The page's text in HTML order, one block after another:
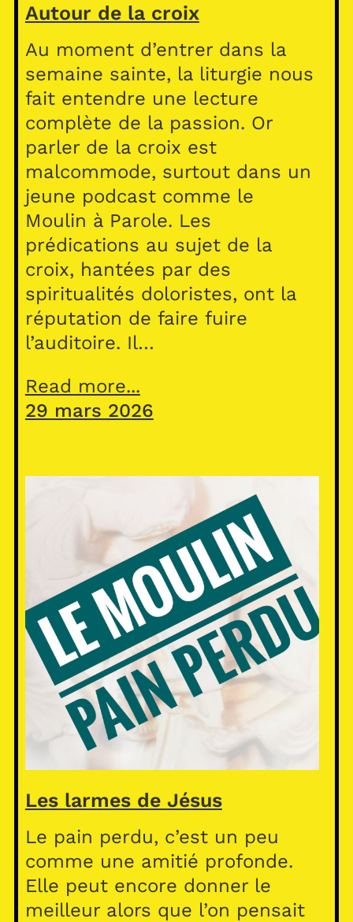
Autour de la croix
Au moment d’entrer dans la
semaine sainte, la liturgie nous
fait entendre une lecture
complète de la passion. Or
parler de la croix est
malcommode, surtout dans un
jeune podcast comme le
Moulin à Parole. Les
prédications au sujet de la
croix, hantées par des
spiritualités doloristes, ont la
réputation de faire fuire
l’auditoire. Il…
Read more...
29 mars 2026
Les larmes de Jésus
Le pain perdu, c’est un peu
comme une amitié profonde.
Elle peut encore donner le
meilleur alors que l’on pensait